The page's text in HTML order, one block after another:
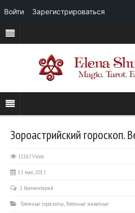
Зороастрийский гороскоп.
11167 Views
13 мая, 2013
1 Комментарий
Тотемные гороскопы,Тотемные животные
Войти Зарегистрироваться